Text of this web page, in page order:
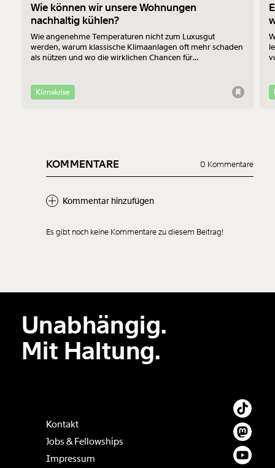
Wie können wir unsere Wohnungen
nachhaltig kühlen?
Wie angenehme Temperaturen nicht zum Luxusgut
werden, warum klassische Klimaanlagen oft mehr schaden
als nützen und wo die wirklichen Chancen für
Klimakrise
KOMMENTARE 0 Kommentare
Kommentar hinzufügen
Der Inhalt dieses Feldes wird nicht öffentlich zugänglich angezeigt.
Es gibt noch keine Kommentare zu diesem Beitrag!
Unabhängig.
Mit Haltung.
Kontakt
Jobs & Fellowships
Impressum